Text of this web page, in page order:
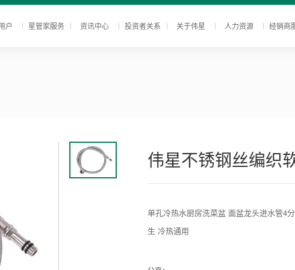
户 星管家服务 资讯中心 投资者关系 关于伟星 人力资源 经销商
伟星不锈钢丝编织
单孔冷热水厨房洗菜盆 面盆龙头进水管4
生 冷热通用